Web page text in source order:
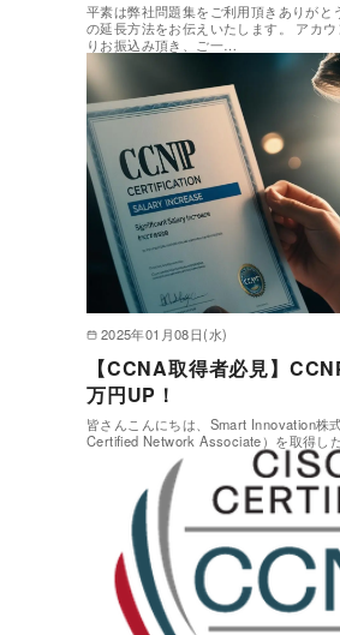
平素は弊社問題集をご利用頂きありが
の延長方法をお伝えいたします。 アカ
りお振込み頂き、ご一…
2025年01月08日(水)
【CCNA取得者必見】
万円UP！
皆さんこんにちは、Smart Innovation株
Certified Network Associate）を取得し